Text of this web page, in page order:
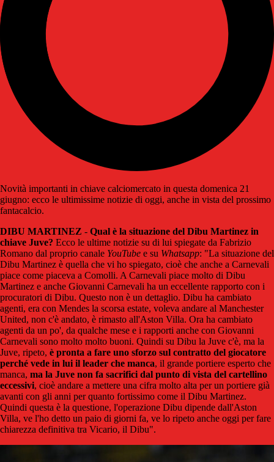
Novità importanti in chiave calciomercato in questa domenica 21
giugno: ecco le ultimissime notizie di oggi, anche in vista del prossimo
fantacalcio.
DIBU MARTINEZ - Qual è la situazione del Dibu Martinez in
chiave Juve? Ecco le ultime notizie su di lui spiegate da Fabrizio
Romano dal proprio canale YouTube e su Whatsapp: "La situazione del
Dibu Martinez è quella che vi ho spiegato, cioè che anche a Carnevali
piace come piaceva a Comolli. A Carnevali piace molto di Dibu
Martinez e anche Giovanni Carnevali ha un eccellente rapporto con i
procuratori di Dibu. Questo non è un dettaglio. Dibu ha cambiato
agenti, era con Mendes la scorsa estate, voleva andare al Manchester
United, non c'è andato, è rimasto all'Aston Villa. Ora ha cambiato
agenti da un po', da qualche mese e i rapporti anche con Giovanni
Carnevali sono molto molto buoni. Quindi su Dibu la Juve c'è, ma la
Juve, ripeto, è pronta a fare uno sforzo sul contratto del giocatore
perché vede in lui il leader che manca, il grande portiere esperto che
manca, ma la Juve non fa sacrifici dal punto di vista del cartellino
eccessivi, cioè andare a mettere una cifra molto alta per un portiere già
avanti con gli anni per quanto fortissimo come il Dibu Martinez.
Quindi questa è la questione, l'operazione Dibu dipende dall'Aston
Villa, ve l'ho detto un paio di giorni fa, ve lo ripeto anche oggi per fare
chiarezza definitiva tra Vicario, il Dibu".